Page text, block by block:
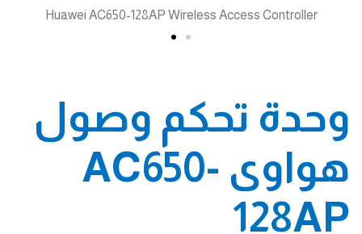
Huawei AC650-128AP Wireless Access Controller
وحدة تحكم وصول
هواوى AC650-
128AP